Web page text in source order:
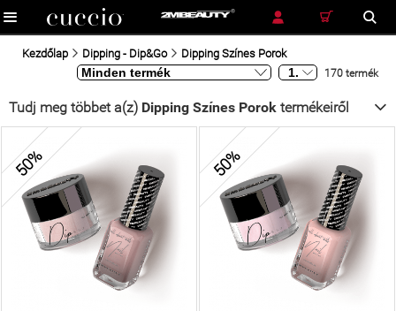
RÉSZLETES KERESÉS
Kezdőlap Dipping - Dip&Go Dipping Színes Porok
170 termék
Tudj meg többet a(z) Dipping Színes Porok termékeiről
50% 50%